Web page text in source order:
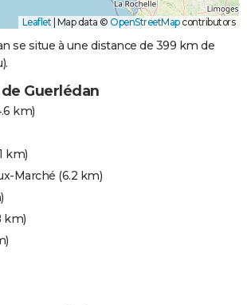
Leaflet Map data © OpenStreetMapcontributors
se situe à une distance de 399 km de
Guerlédan
km)
km)
Marché (6.2 km)
km)